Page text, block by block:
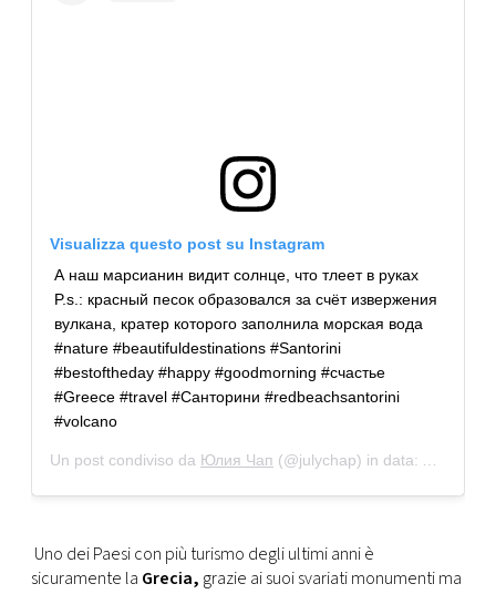
Visualizza questo post su Instagram
А наш марсианин видит солнце, что тлеет в руках
P.s.: красный песок образовался за счёт извержения
вулкана, кратер которого заполнила морская вода
#nature #beautifuldestinations #Santorini
#bestoftheday #happy #goodmorning #счастье
#Greece #travel #Санторини #redbeachsantorini
#volcano
Un post condiviso da Юлия Чап (@julychap) in data: Apr 16,
Uno dei Paesi con più turismo degli ultimi anni è
sicuramente la Grecia, grazie ai suoi svariati monumenti ma